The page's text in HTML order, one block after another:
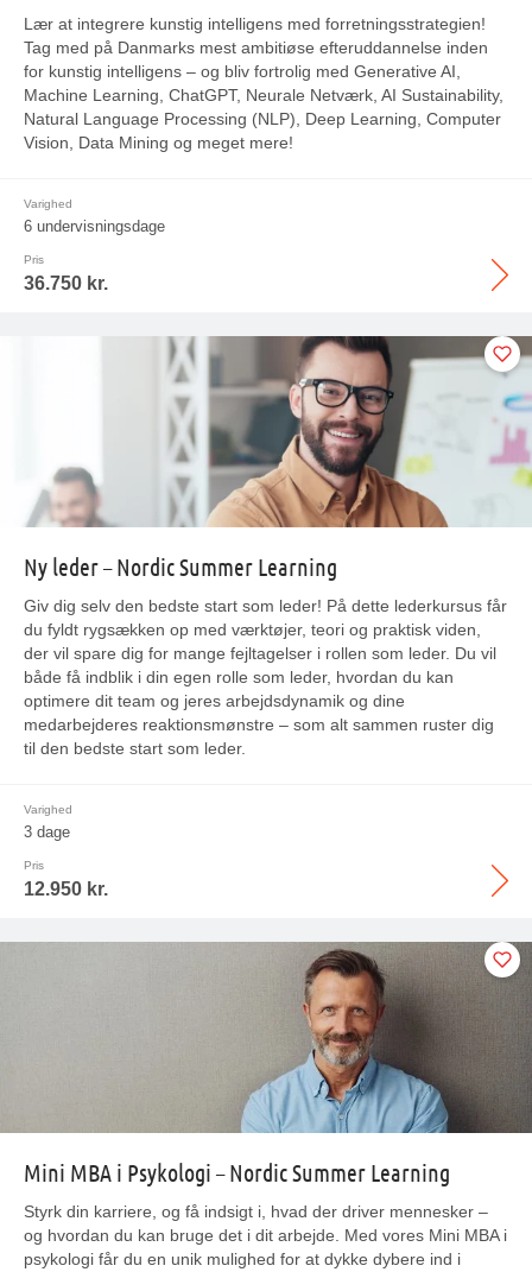
Lær at integrere kunstig intelligens med forretningsstrategien!
Tag med på Danmarks mest ambitiøse efteruddannelse inden
for kunstig intelligens – og bliv fortrolig med Generative AI,
Machine Learning, ChatGPT, Neurale Netværk, AI Sustainability,
Natural Language Processing (NLP), Deep Learning, Computer
Vision, Data Mining og meget mere!
Varighed
6 undervisningsdage
Pris
36.750 kr.
Ny leder – Nordic Summer Learning
Giv dig selv den bedste start som leder! På dette lederkursus får
du fyldt rygsækken op med værktøjer, teori og praktisk viden,
der vil spare dig for mange fejltagelser i rollen som leder. Du vil
både få indblik i din egen rolle som leder, hvordan du kan
optimere dit team og jeres arbejdsdynamik og dine
medarbejderes reaktionsmønstre – som alt sammen ruster dig
til den bedste start som leder.
Varighed
3 dage
Pris
12.950 kr.
Mini MBA i Psykologi – Nordic Summer Learning
Styrk din karriere, og få indsigt i, hvad der driver mennesker –
og hvordan du kan bruge det i dit arbejde.
Med vores Mini MBA i
psykologi får du en unik mulighed for at dykke dybere ind i